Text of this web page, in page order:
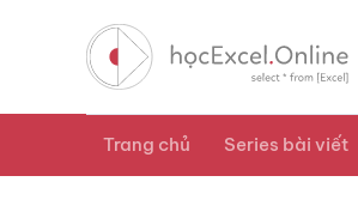
Trang chủ Series bài viết